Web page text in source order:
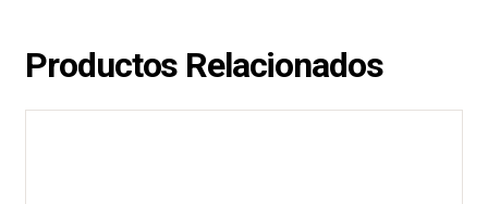
Productos Relacionados